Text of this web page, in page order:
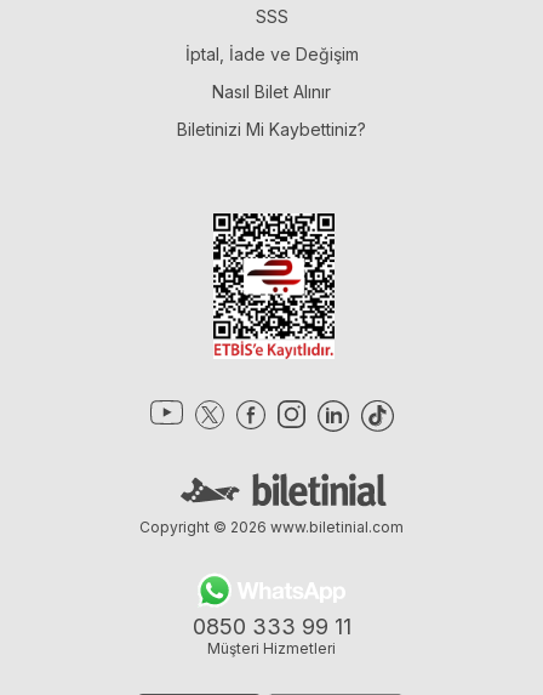
SSS
İptal, İade ve Değişim
Nasıl Bilet Alınır
Biletinizi Mi Kaybettiniz?
0850 333 99 11
Müşteri Hizmetleri
Copyright © 2026 www.biletinial.com